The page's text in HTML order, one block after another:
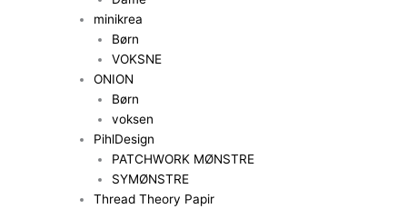
minikrea
Børn
VOKSNE
ONION
Børn
voksen
PihlDesign
PATCHWORK MØNSTRE
SYMØNSTRE
Thread Theory Papir